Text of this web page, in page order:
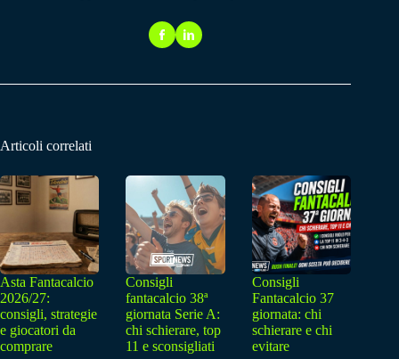
Articoli correlati
Asta Fantacalcio
2026/27:
consigli, strategie
e giocatori da
comprare
Consigli
fantacalcio 38ª
giornata Serie A:
chi schierare, top
11 e sconsigliati
Consigli
Fantacalcio 37
giornata: chi
schierare e chi
evitare